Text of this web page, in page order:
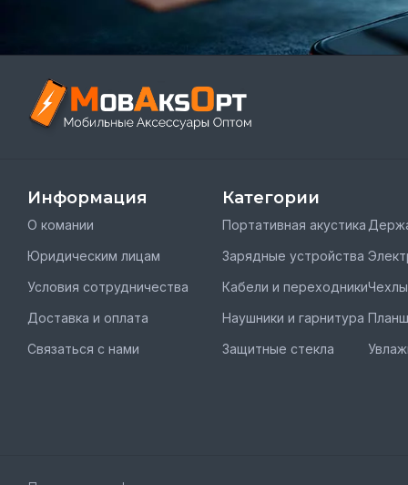
Информация
О комании
Юридическим лицам
Условия сотрудничества
Доставка и оплата
Связаться с нами
Категории
Портативная акустика
Зарядные устройства
Кабели и переходники
Наушники и гарнитура
Защитные стекла